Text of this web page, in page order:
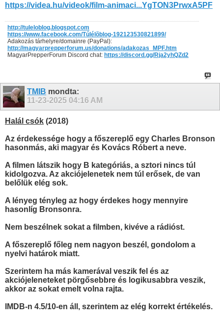
https://videa.hu/videok/film-animaci...YgTON3PrwxA5PF
http://tuleloblog.blogspot.com
https://www.facebook.com/Túlélõblog-192123530821899/
Adakozás tárhelyre/domainre (PayPal):
http://magyarprepperforum.us/donations/adakozas_MPF.htm
MagyarPrepperForum Discord chat: https://discord.gg/Rja2yhQZd2
TMIB mondta:
11-23-2025 04:16 AM
Halál csók (2018)
Az érdekessége hogy a főszereplő egy Charles Bronson
hasonmás, aki magyar és Kovács Róbert a neve.
A filmen látszik hogy B kategóriás, a sztori nincs túl
kidolgozva. Az akciójelenetek nem túl erősek, de van
belőlük elég sok.
A lényeg tényleg az hogy érdekes hogy mennyire
hasonlíg Bronsonra.
Nem beszélnek sokat a filmben, kivéve a rádióst.
A főszereplő főleg nem nagyon beszél, gondolom a
nyelvi határok miatt.
Szerintem ha más kamerával veszik fel és az
akciójeleneteket pörgősebbre és logikusabbra veszik,
akkor az sokat emelt volna rajta.
IMDB-n 4.5/10-en áll, szerintem az elég korrekt értékelés.